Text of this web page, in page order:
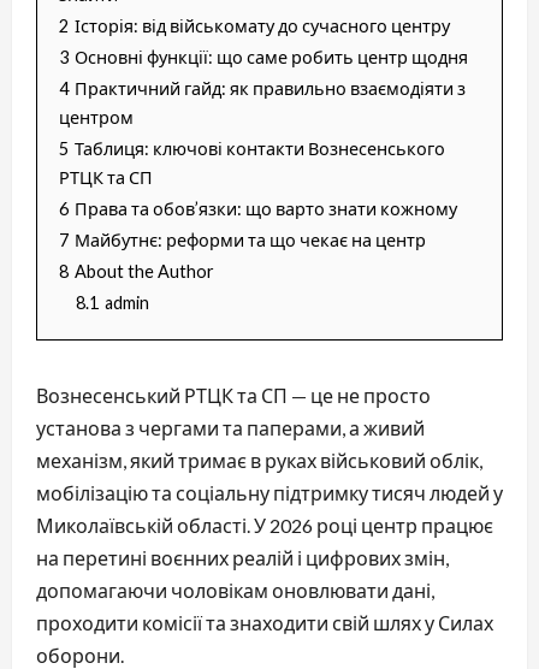
2 Історія: від військомату до сучасного центру
3 Основні функції: що саме робить центр щодня
4 Практичний гайд: як правильно взаємодіяти з
центром
5 Таблиця: ключові контакти Вознесенського
РТЦК та СП
6 Права та обов’язки: що варто знати кожному
7 Майбутнє: реформи та що чекає на центр
8 About the Author
8.1 admin
Вознесенський РТЦК та СП — це не просто
установа з чергами та паперами, а живий
механізм, який тримає в руках військовий облік,
мобілізацію та соціальну підтримку тисяч людей у
Миколаївській області. У 2026 році центр працює
на перетині воєнних реалій і цифрових змін,
допомагаючи чоловікам оновлювати дані,
проходити комісії та знаходити свій шлях у Силах
оборони.